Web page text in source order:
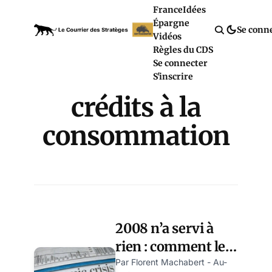
FranceIdées
Épargne
Vidéos
Règles du CDS
Se connecter
S'inscrire
Se
crédits à la
consommation
2008 n’a servi à
rien : comment les
crédits à la
Par Florent Machabert - Au-